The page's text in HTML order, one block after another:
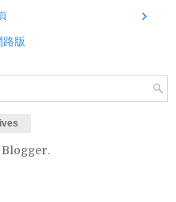
›
路版
Blogger.